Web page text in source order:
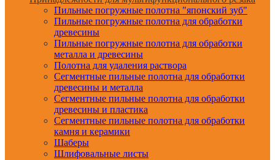
Пильные погружные полотна "японский зуб"
Пильные погружные полотна для обработки
древесины
Пильные погружные полотна для обработки
металла и древесины
Полотна для удаления раствора
Сегментные пильные полотна для обработки
древесины и металла
Сегментные пильные полотна для обработки
древесины и пластика
Сегментные пильные полотна для обработки
камня и керамики
Шаберы
Шлифовальные листы